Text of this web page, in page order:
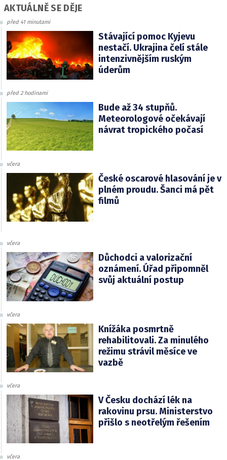
AKTUÁLNĚ SE DĚJE
před 41 minutami
Stávající pomoc Kyjevu
nestačí. Ukrajina čelí stále
intenzivnějším ruským
úderům
před 2 hodinami
Bude až 34 stupňů.
Meteorologové očekávají
návrat tropického počasí
včera
České oscarové hlasování je v
plném proudu. Šanci má pět
filmů
včera
Důchodci a valorizační
oznámení. Úřad připomněl
svůj aktuální postup
včera
Knížáka posmrtně
rehabilitovali. Za minulého
režimu strávil měsíce ve
vazbě
včera
V Česku dochází lék na
rakovinu prsu. Ministerstvo
přišlo s neotřelým řešením
včera